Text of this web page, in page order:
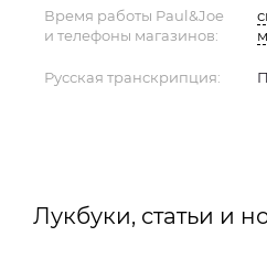
Время работы Paul&Joe
и телефоны магазинов:
Русская транскрипция:
Лукбуки, статьи и